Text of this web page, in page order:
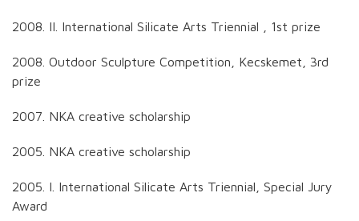
2008. II. International Silicate Arts Triennial , 1st prize
2008. Outdoor Sculpture Competition, Kecskemet, 3rd
prize
2007. NKA creative scholarship
2005. NKA creative scholarship
2005. I. International Silicate Arts Triennial, Special Jury
Award